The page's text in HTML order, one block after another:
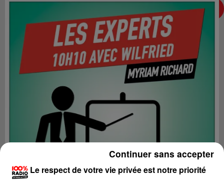
Le respect de votre vie privée est notre priorité
Continuer sans accepter